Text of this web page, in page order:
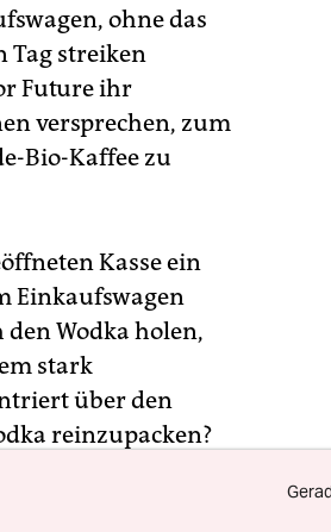
ohne das
Tag streiken
Future ihr
versprechen, zum
Bio-Kaffee zu
Kasse ein
Einkaufswagen
den Wodka holen,
stark
über den
reinzupacken?